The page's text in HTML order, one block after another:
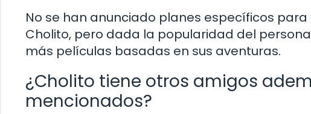
No se han anunciado planes específicos
Cholito, pero dada la popularidad del
más películas basadas en sus aventuras.
¿Cholito tiene otros amigos
mencionados?